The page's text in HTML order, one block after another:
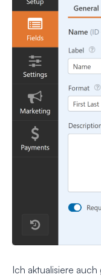
Ich aktualisiere